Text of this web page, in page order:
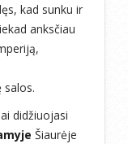
kad sunku ir
anksčiau
salos.
didžiuojasi
Šiaurėje